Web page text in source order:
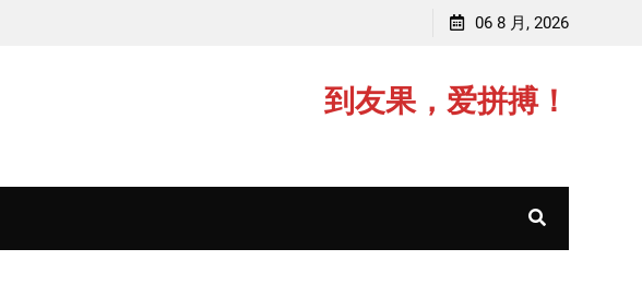
邓老师，毕业于复旦大学，主讲初中数学/高中物理
06 8 月, 2026
到友果，爱拼搏！